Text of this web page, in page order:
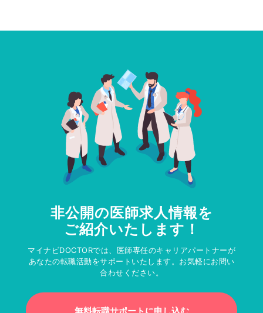
非公開の医師求人情報を
ご紹介いたします！
マイナビDOCTORでは、医師専任のキャリアパートナーが
あなたの転職活動をサポートいたします。お気軽にお問い
合わせください。